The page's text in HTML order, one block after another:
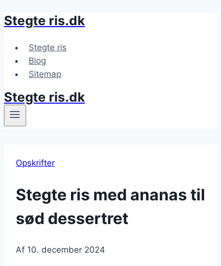
Fortsæt
indhold
Stegte ris.dk
Stegte ris
Blog
Sitemap
Stegte ris.dk
Opskrifter
Stegte ris med ananas til
sød dessertret
Af 10. december 2024